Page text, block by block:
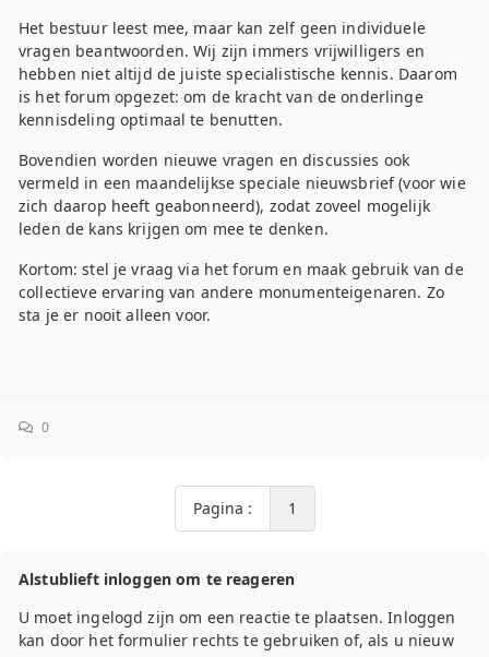
Het bestuur leest mee, maar kan zelf geen individuele
vragen beantwoorden. Wij zijn immers vrijwilligers en
hebben niet altijd de juiste specialistische kennis. Daarom
is het forum opgezet: om de kracht van de onderlinge
kennisdeling optimaal te benutten.
Bovendien worden nieuwe vragen en discussies ook
vermeld in een maandelijkse speciale nieuwsbrief (voor wie
zich daarop heeft geabonneerd), zodat zoveel mogelijk
leden de kans krijgen om mee te denken.
Kortom: stel je vraag via het forum en maak gebruik van de
collectieve ervaring van andere monumenteigenaren. Zo
sta je er nooit alleen voor.
0
Pagina : 1
Alstublieft inloggen om te reageren
U moet ingelogd zijn om een reactie te plaatsen. Inloggen
kan door het formulier rechts te gebruiken of, als u nieuw